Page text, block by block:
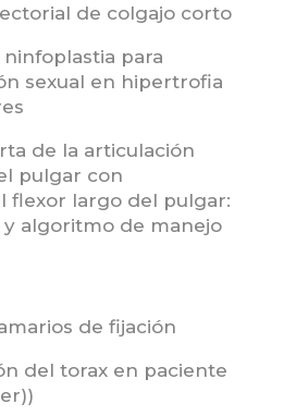
de colgajo corto
ninfoplastia para
sexual en hipertrofia
de la articulación
pulgar con
flexor largo del pulgar:
algoritmo de manejo
de fijación
del torax en paciente